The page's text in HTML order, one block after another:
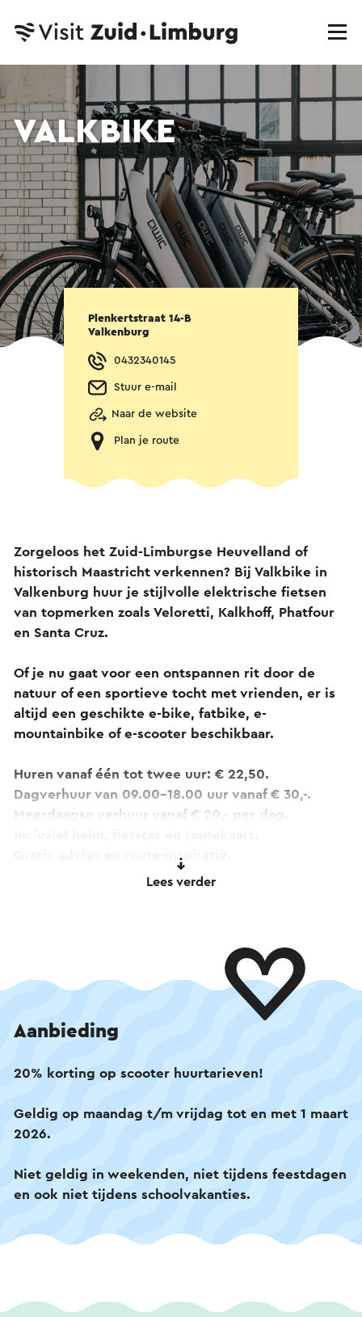
VALKBIKE
Plenkertstraat 14-B
Valkenburg
0432340145
Stuur e-mail
Naar de website
Plan je route
Zorgeloos het Zuid-Limburgse Heuvelland of
historisch Maastricht verkennen? Bij Valkbike in
Valkenburg huur je stijlvolle elektrische fietsen
van topmerken zoals Veloretti, Kalkhoff, Phatfour
en Santa Cruz.
Of je nu gaat voor een ontspannen rit door de
natuur of een sportieve tocht met vrienden, er is
altijd een geschikte e-bike, fatbike, e-
mountainbike of e-scooter beschikbaar.
Huren vanaf één tot twee uur: € 22,50.
Dagverhuur van 09.00–18.00 uur vanaf € 30,-.
Meerdaagse verhuur vanaf € 20,- per dag.
Gratis advies en route-inspiratie.
Bezorging mogelijk op locatie (reserveren
favoriete tweewieler voor een onvergetelijke dag
Valkbike is Official Partner van PonBike, Veloretti,
Kalkhoff, Phatfour en Santa Cruz.
Lees verder
Aanbieding
20% korting op scooter huurtarieven!
Geldig op maandag t/m vrijdag tot en met 1 maart
2026.
Niet geldig in weekenden, niet tijdens feestdagen
en ook niet tijdens schoolvakanties.